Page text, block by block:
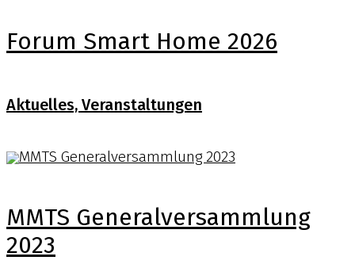
Forum Smart Home 2026
Aktuelles, Veranstaltungen
MMTS Generalversammlung
2023